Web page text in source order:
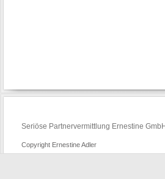
Seriöse Partnervermittlung Ernestine
Copyright Ernestine Adler